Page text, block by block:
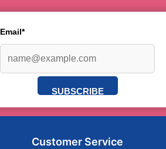
Email*
SUBSCRIBE
Customer Service